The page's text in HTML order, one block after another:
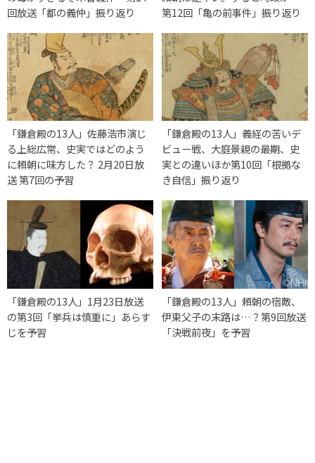
回放送「都の義仲」振り返り
第12回「亀の前事件」振り返り
「鎌倉殿の13人」佐藤浩市演じ
る上総広常、史実ではどのよう
に頼朝に味方した？ 2月20日放
送 第7回の予習
「鎌倉殿の13人」義経の苦いデ
ビュー戦、大庭景親の最期、史
実との違いほか第10回「根拠な
き自信」振り返り
「鎌倉殿の13人」1月23日放送
の第3回「挙兵は慎重に」あらす
じを予習
「鎌倉殿の13人」頼朝の宿敵、
伊東父子の末路は…？第9回放送
「決戦前夜」を予習